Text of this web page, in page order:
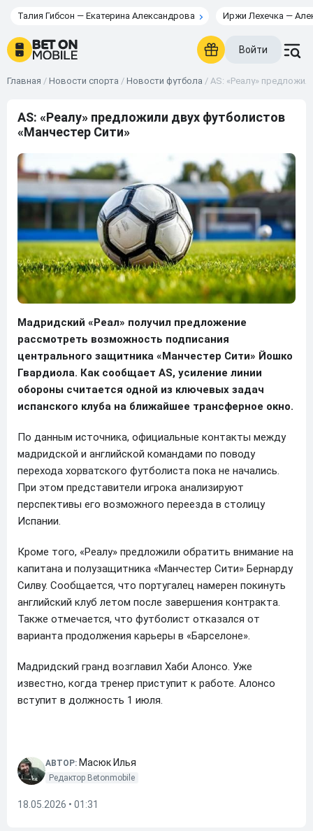
Талия Гибсон — Екатерина Александрова Иржи Лехечка —
Войти
Главная / Новости спорта / Новости футбола / AS: «Реалу»
AS: «Реалу» предложили двух футболистов
«Манчестер Сити»
Мадридский «Реал» получил предложение
рассмотреть возможность подписания
центрального защитника «Манчестер Сити» Йошко
Гвардиола. Как сообщает AS, усиление линии
обороны считается одной из ключевых задач
испанского клуба на ближайшее трансферное окно.
По данным источника, официальные контакты между
мадридской и английской командами по поводу
перехода хорватского футболиста пока не начались.
При этом представители игрока анализируют
перспективы его возможного переезда в столицу
Испании.
Кроме того, «Реалу» предложили обратить внимание на
капитана и полузащитника «Манчестер Сити» Бернарду
Силву. Сообщается, что португалец намерен покинуть
английский клуб летом после завершения контракта.
Также отмечается, что футболист отказался от
варианта продолжения карьеры в «Барселоне».
Мадридский гранд возглавил Хаби Алонсо. Уже
известно, когда тренер приступит к работе. Алонсо
вступит в должность 1 июля.
АВТОР: Масюк Илья
Редактор Betonmobile
18.05.2026 • 01:31